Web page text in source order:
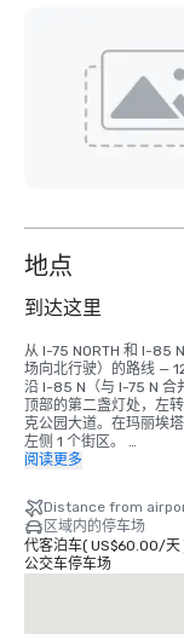
地点
到达这里
从 I-75 NORTH 和 I-85
场向北行驶）的路线 —
沿 I-85 N（与 I-75 N 合
顶部的第二盏灯处，左
克公园大道。在玛丽埃
左侧 1 个街区。
沿 I-75/85 S 进入亚特
出口处继续直行。前往
入百年奥林匹克公园大
大堂将在您的左边。
阅读更多
Distance from
区域内的停车场
代客泊车( US$60.00/天
公交车停车场